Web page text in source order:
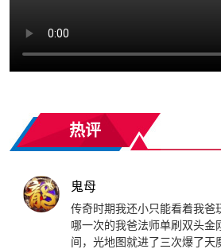
热评
鬼母
传奇时期我还小只能看着我爸
哪一次的我爸法师单刷双头金
间，光地图就进了三次爆了天